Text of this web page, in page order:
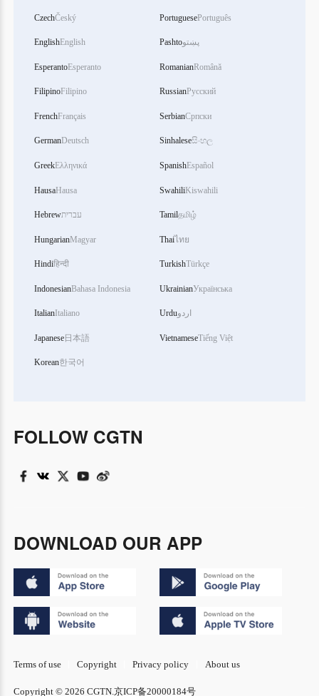
CzechČeský
EnglishEnglish
EsperantoEsperanto
FilipinoFilipino
FrenchFrançais
GermanDeutsch
GreekΕλληνικά
HausaHausa
Hebrewעברית
HungarianMagyar
Hindiहिन्दी
IndonesianBahasa Indonesia
ItalianItaliano
Japanese日本語
Korean한국어
PortuguesePortuguês
Pashtoپښتو
RomanianRomână
RussianРусский
SerbianСрпски
Sinhaleseසිංහල
SpanishEspañol
SwahiliKiswahili
Tamilதமிழ்
Thaiไทย
TurkishTürkçe
UkrainianУкраїнська
Urduاردو
VietnameseTiếng Việt
FOLLOW CGTN
DOWNLOAD OUR APP
Terms of use Copyright Privacy policy About us
Copyright © 2026 CGTN. 京ICP备20000184号